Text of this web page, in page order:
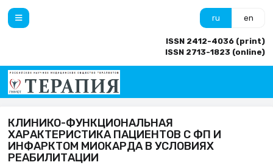
ru en
ISSN 2412-4036 (print)
ISSN 2713-1823 (online)
КЛИНИКО-ФУНКЦИОНАЛЬНАЯ
ХАРАКТЕРИСТИКА ПАЦИЕНТОВ С ФП И
ИНФАРКТОМ МИОКАРДА В УСЛОВИЯХ
РЕАБИЛИТАЦИИ